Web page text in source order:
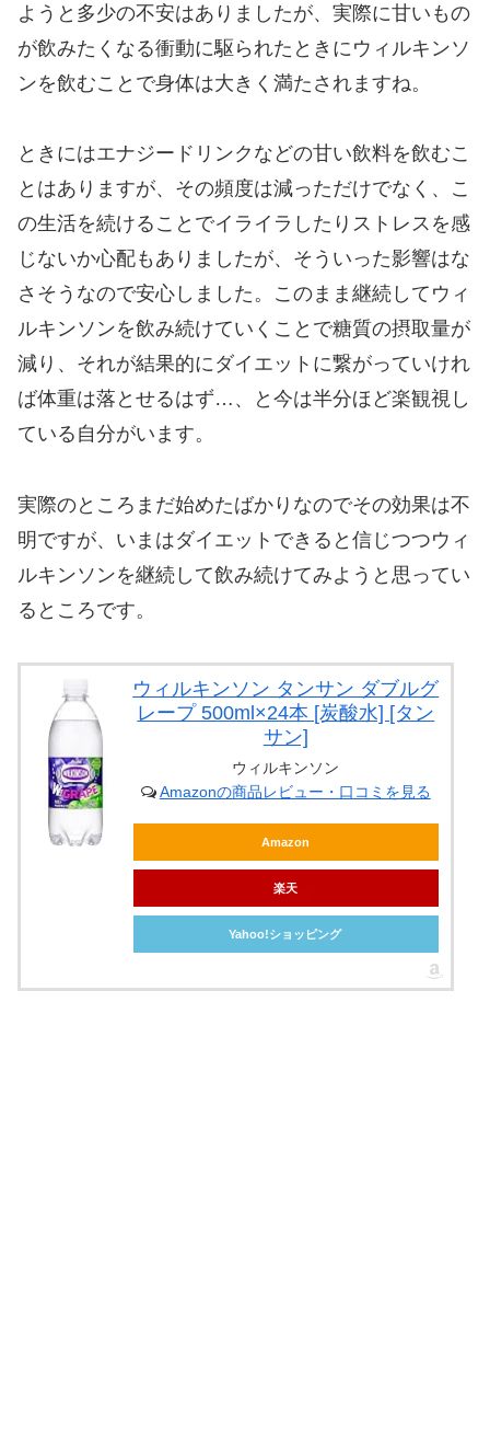
ようと多少の不安はありましたが、実際に甘いもの
が飲みたくなる衝動に駆られたときにウィルキンソ
ンを飲むことで身体は大きく満たされますね。
ときにはエナジードリンクなどの甘い飲料を飲むこ
とはありますが、その頻度は減っただけでなく、こ
の生活を続けることでイライラしたりストレスを感
じないか心配もありましたが、そういった影響はな
さそうなので安心しました。このまま継続してウィ
ルキンソンを飲み続けていくことで糖質の摂取量が
減り、それが結果的にダイエットに繋がっていけれ
ば体重は落とせるはず…、と今は半分ほど楽観視し
ている自分がいます。
実際のところまだ始めたばかりなのでその効果は不
明ですが、いまはダイエットできると信じつつウィ
ルキンソンを継続して飲み続けてみようと思ってい
るところです。
ウィルキンソン タンサン ダブルグ
レープ 500ml×24本 [炭酸水] [タン
サン]
ウィルキンソン
Amazonの商品レビュー・口コミを見る
Amazon
楽天
Yahoo!ショッピング